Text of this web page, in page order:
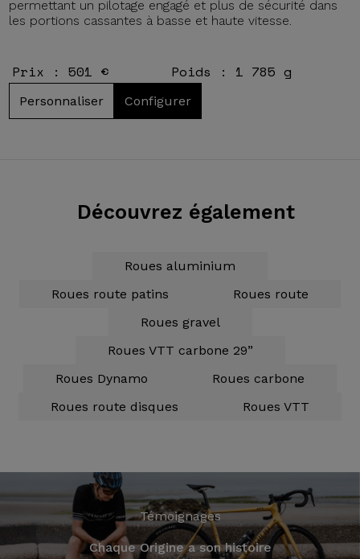
permettant un pilotage engagé et plus de sécurité dans
les portions cassantes à basse et haute vitesse.
Prix : 501 € Poids : 1 785 g
Personnaliser Configurer
Découvrez également
Roues aluminium
Roues route patins
Roues route
Roues gravel
Roues VTT carbone 29”
Roues Dynamo
Roues carbone
Roues route disques
Roues VTT
Témoignages
Chaque Origine a son histoire